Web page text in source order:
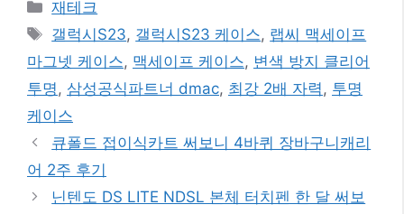
카
테
리
재테크
태
그
갤럭시S23, 갤럭시S23 케이스, 랩씨 맥세이프
마그넷 케이스, 맥세이프 케이스, 변색 방지 클리어
투명, 삼성공식파트너 dmac, 최강 2배 자력, 투명
케이스
큐폴드 접이식카트 써보니 4바퀴 장바구니캐리
어 2주 후기
닌텐도 DS LITE NDSL 본체 터치펜 한 달 써보